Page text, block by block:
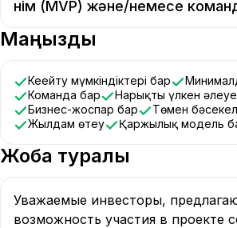
Өнім (MVP) және/немесе
Маңызды
Кеңейту мүмкіндіктері бар
Команда бар
Нарықтың үлкен
Бизнес-жоспар бар
Төмен
Жылдам өтеу
Қаржылық модель
Жоба туралы
Уважаемые инвесторы,
возможность участия в проекте